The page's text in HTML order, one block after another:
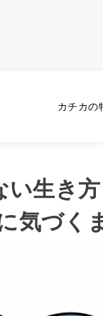
カチカの
生き方
気づく